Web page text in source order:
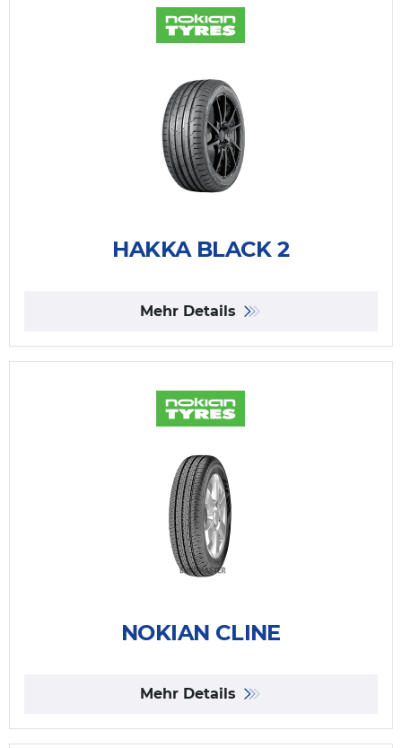
HAKKA BLACK 2
Mehr Details
NOKIAN CLINE
Mehr Details